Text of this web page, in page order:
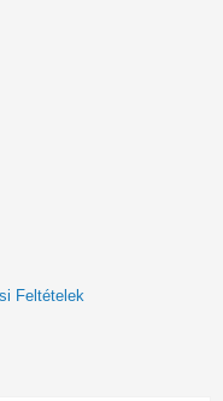
Feltételek